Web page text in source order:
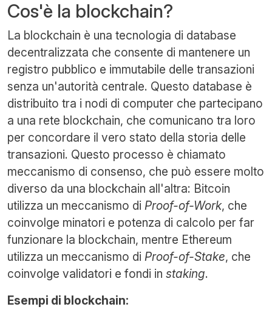
Cos'è la blockchain?
La blockchain è una tecnologia di database
decentralizzata che consente di mantenere un
registro pubblico e immutabile delle transazioni
senza un'autorità centrale. Questo database è
distribuito tra i nodi di computer che partecipano
a una rete blockchain, che comunicano tra loro
per concordare il vero stato della storia delle
transazioni. Questo processo è chiamato
meccanismo di consenso, che può essere molto
diverso da una blockchain all'altra: Bitcoin
utilizza un meccanismo di Proof-of-Work, che
coinvolge minatori e potenza di calcolo per far
funzionare la blockchain, mentre Ethereum
utilizza un meccanismo di Proof-of-Stake, che
coinvolge validatori e fondi in staking.
Esempi di blockchain: